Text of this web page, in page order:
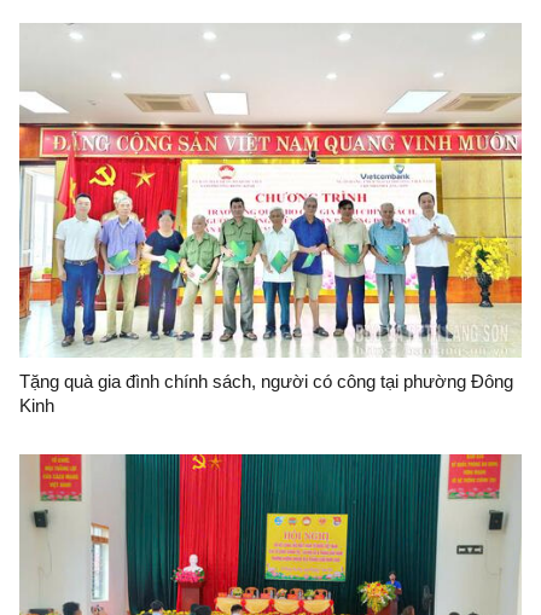
Tặng quà gia đình chính sách, người có công tại phường Đông
Kinh